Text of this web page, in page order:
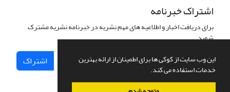
این وب سایت از کوکی ها برای اطمینان از ارائه بهترین
خدمات استفاده می کند.
اشتراک خبرنامه
برای دریافت اخبار و اطلاعیه های مهم نشریه در خبرنامه نشریه مشترک
شوید.
اشتراک